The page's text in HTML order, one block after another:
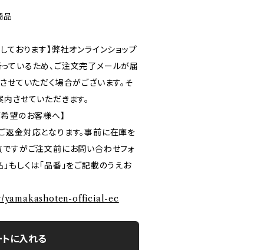
品
ております】弊社オンラインショップ
ているため、ご注文完了メールが届
せていただく場合がございます。そ
させていただきます。
望のお客様へ】
返金対応となります。事前に在庫を
ですがご注文前にお問い合わせフォ
もしくは「品番」をご記載のうえお
yamakashoten-official-ec
に入れる